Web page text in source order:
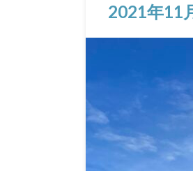
2021年11